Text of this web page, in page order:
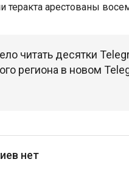
теракта арестованы
читать десятки
региона в новом
нет